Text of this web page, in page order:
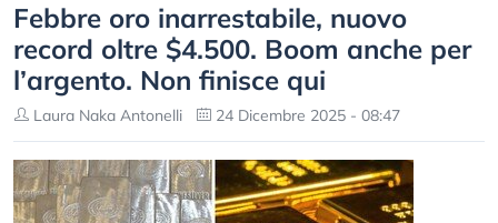
Febbre oro inarrestabile, nuovo
record oltre $4.500. Boom anche per
l’argento. Non finisce qui
Laura Naka Antonelli 24 Dicembre 2025 - 08:47